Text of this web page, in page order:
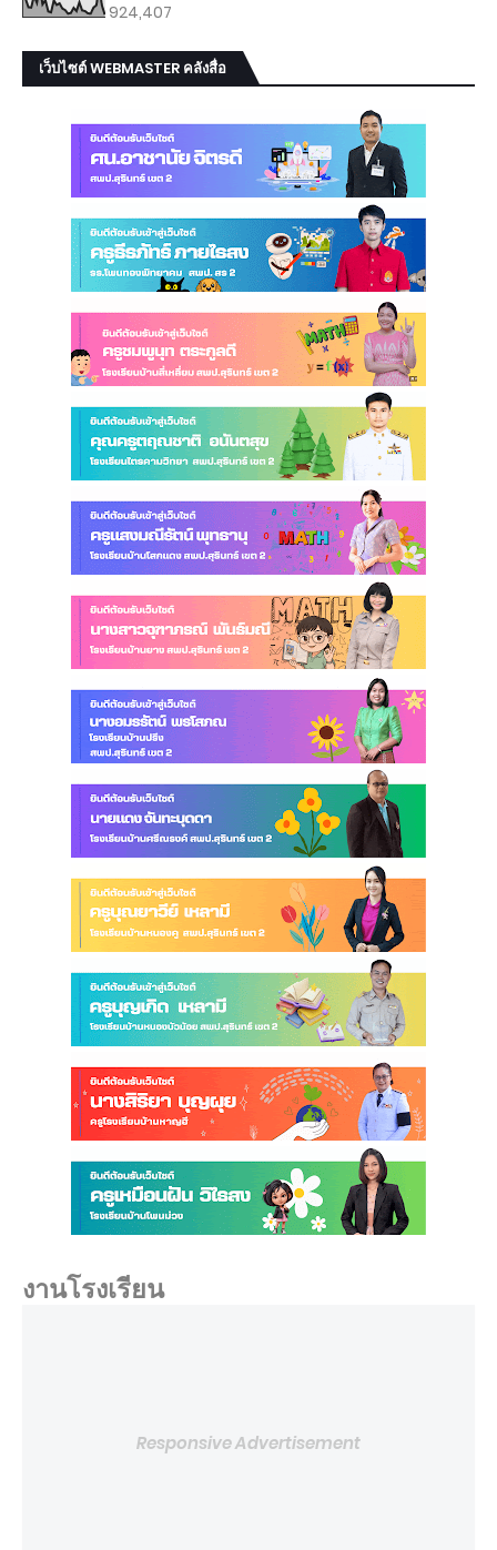
924,407
เว็บไซต์ WEBMASTER คลังสื่อ
งานโรงเรียน
Responsive Advertisement